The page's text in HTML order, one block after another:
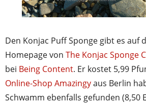
Den Konjac Puff Sponge gibt es auf
Homepage von The Konjac Sponge
bei Being Content. Er kostet 5,99
Online-Shop Amazingyaus Berlin
Schwamm ebenfalls gefunden (8,50